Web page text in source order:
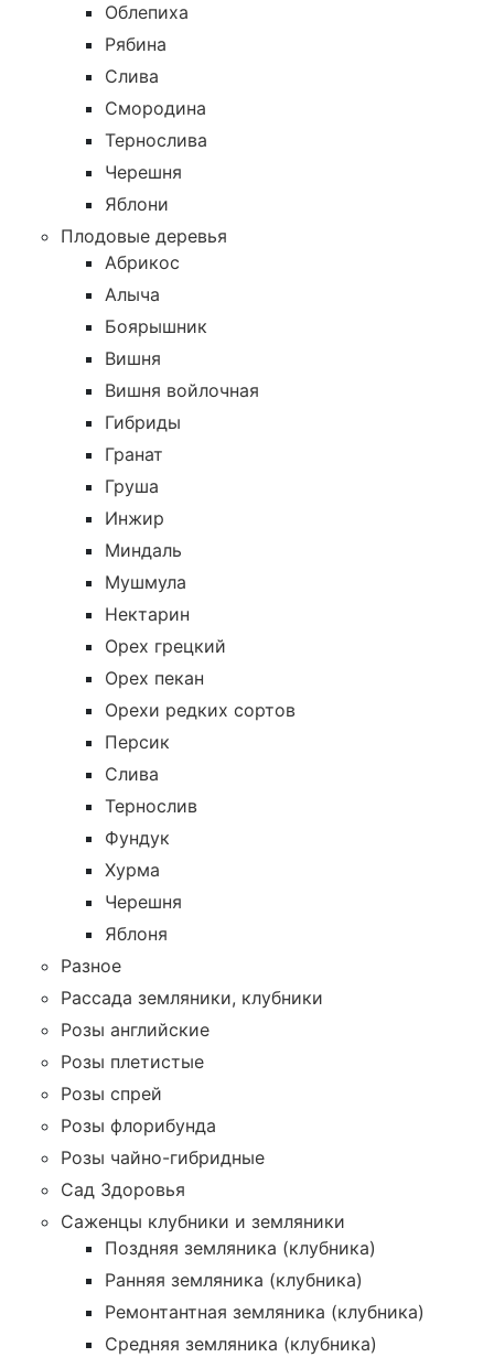
Облепиха
Рябина
Слива
Смородина
Тернослива
Черешня
Яблони
Плодовые деревья
Абрикос
Алыча
Боярышник
Вишня
Вишня войлочная
Гибриды
Гранат
Груша
Инжир
Миндаль
Мушмула
Нектарин
Орех грецкий
Орех пекан
Орехи редких сортов
Персик
Слива
Тернослив
Фундук
Хурма
Черешня
Яблоня
Разное
Рассада земляники, клубники
Розы английские
Розы плетистые
Розы спрей
Розы флорибунда
Розы чайно-гибридные
Сад Здоровья
Саженцы клубники и земляники
Поздняя земляника (клубника)
Ранняя земляника (клубника)
Ремонтантная земляника (клубника)
Средняя земляника (клубника)